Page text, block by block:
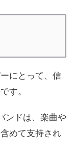
にとって、信
す。
ンドは、楽曲や
めて支持され